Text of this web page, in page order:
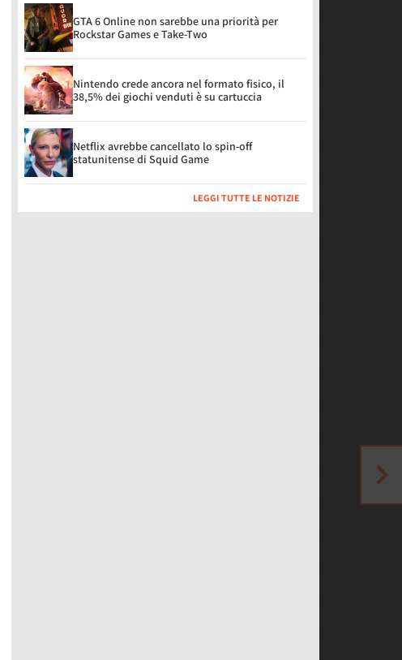
GTA 6 Online non sarebbe una priorità per
Rockstar Games e Take-Two
Nintendo crede ancora nel formato fisico, il
38,5% dei giochi venduti è su cartuccia
Netflix avrebbe cancellato lo spin-off
statunitense di Squid Game
LEGGI TUTTE LE NOTIZIE